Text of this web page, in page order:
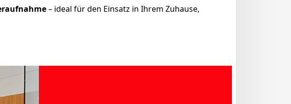
– ideal für den Einsatz in Ihrem Zuhause,